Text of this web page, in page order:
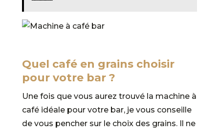
Quel café en grains choisir
pour votre bar ?
Une fois que vous aurez trouvé la machine à
café idéale pour votre bar, je vous conseille
de vous pencher sur le choix des grains. Il ne